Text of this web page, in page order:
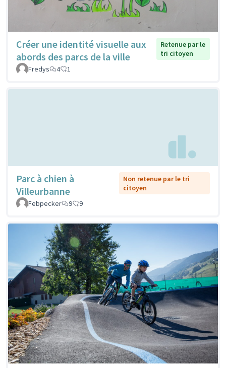
Créer une identité visuelle aux
abords des parcs de la ville
Retenue par le
tri citoyen
Fredys
4 1
Parc à chien à
Villeurbanne
Non retenue par le tri
citoyen
Febpecker
9 9